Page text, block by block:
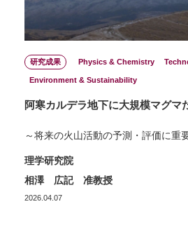
研究成果 Physics & Chemistry
Environment & Sustainability
阿寒カルデラ地下に大規模マグマ
～将来の火山活動の予測・評価に重
理学研究院
相澤 広記 准教授
2026.04.07